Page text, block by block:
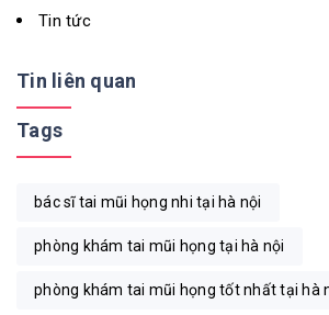
Tin tức
Tin liên quan
Tags
bác sĩ tai mũi họng nhi tại hà nội
phòng khám tai mũi họng tại hà nội
phòng khám tai mũi họng tốt nhất tại hà